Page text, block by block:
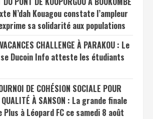
N’dah Kouagou constate l’ampleur
sa solidarité aux populations
CHALLENGE À PARAKOU : Le
Ducoin Info atteste les étudiants
DE COHÉSION SOCIALE POUR
QUALITÉ À SANSON : La grande finale
à Léopard FC ce samedi 8 août